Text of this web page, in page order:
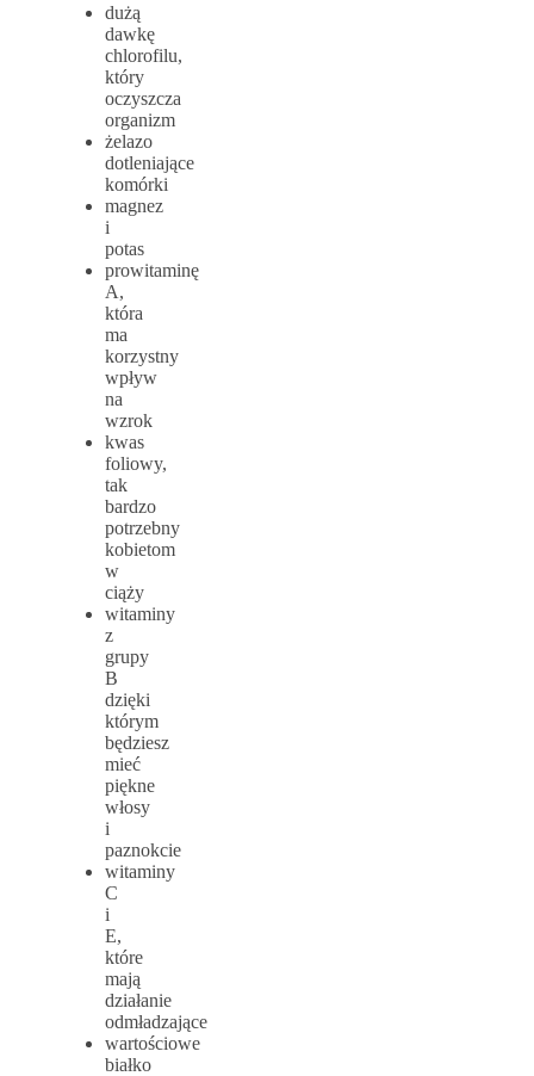
dużą
dawkę
chlorofilu,
który
oczyszcza
organizm
żelazo
dotleniające
komórki
magnez
i
potas
prowitaminę
A,
która
ma
korzystny
wpływ
na
wzrok
kwas
foliowy,
tak
bardzo
potrzebny
kobietom
w
ciąży
witaminy
z
grupy
B
dzięki
którym
będziesz
mieć
piękne
włosy
i
paznokcie
witaminy
C
i
E,
które
mają
działanie
odmładzające
wartościowe
białko